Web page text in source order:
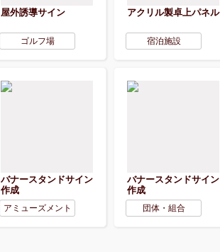
屋外誘導サイン
ゴルフ場
アクリル製卓上パネル
宿泊施設
バナースタンドサイン
作成
アミューズメント
バナースタンドサイン
作成
団体・組合